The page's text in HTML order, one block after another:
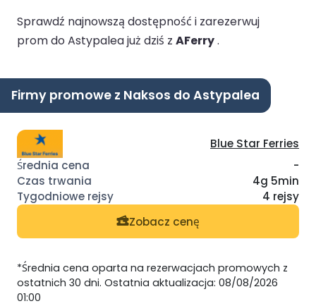
Sprawdź najnowszą dostępność i zarezerwuj
prom do Astypalea już dziś z AFerry.
Firmy promowe z Naksos do Astypalea
Blue Star Ferries
-
4g 5min
4 rejsy
Zobacz cenę
*Średnia cena oparta na rezerwacjach promowych z
ostatnich 30 dni. Ostatnia aktualizacja: 08/08/2026
01:00